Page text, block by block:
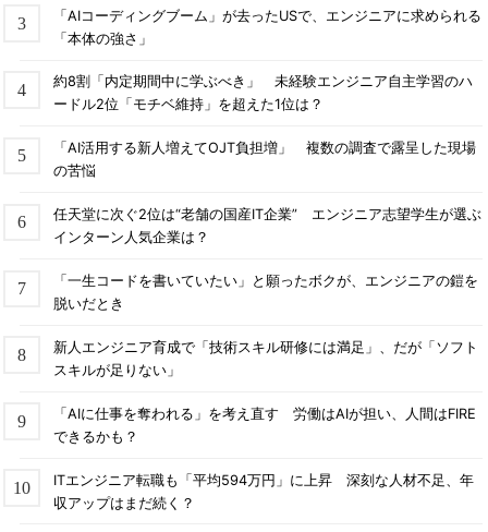
「AIコーディングブーム」が去ったUSで、エンジニアに求められる
「本体の強さ」
約8割「内定期間中に学ぶべき」 未経験エンジニア自主学習のハ
ードル2位「モチベ維持」を超えた1位は？
「AI活用する新人増えてOJT負担増」 複数の調査で露呈した現場
の苦悩
任天堂に次ぐ2位は“老舗の国産IT企業” エンジニア志望学生が選ぶ
インターン人気企業は？
「一生コードを書いていたい」と願ったボクが、エンジニアの鎧を
脱いだとき
新人エンジニア育成で「技術スキル研修には満足」、だが「ソフト
スキルが足りない」
「AIに仕事を奪われる」を考え直す 労働はAIが担い、人間はFIRE
できるかも？
ITエンジニア転職も「平均594万円」に上昇 深刻な人材不足、年
収アップはまだ続く？